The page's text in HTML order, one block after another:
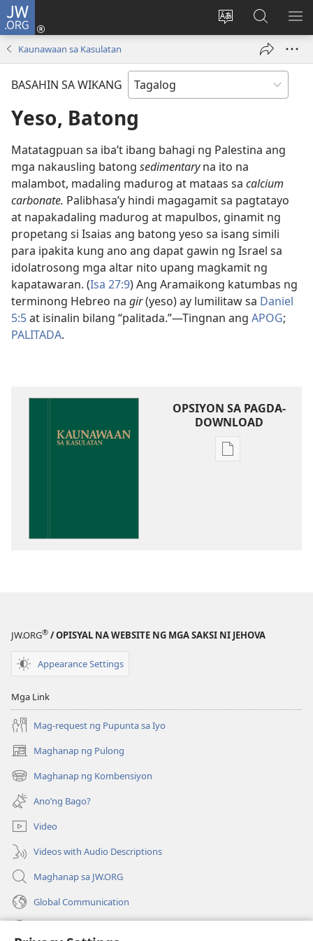
JW.ORG
Baguhin
ng
Mag-
log
bubukas
sa
JW.ORG
Kaunawaan sa Kasulatan
BASAHIN SA WIKANG
Yeso, Batong
Matatagpuan sa iba’t ibang bahagi ng Palestina ang
mga nakausling batong sedimentaryna ito na
malambot, madaling madurog at mataas sa calcium
carbonate. Palibhasa’y hindi magagamit sa pagtatayo
at napakadaling madurog at mapulbos, ginamit ng
propetang si Isaias ang batong yeso sa isang simili
para ipakita kung ano ang dapat gawin ng Israel sa
idolatrosong mga altar nito upang magkamit ng
kapatawaran. (Isa 27:9) Ang Aramaikong katumbas ng
terminong Hebreo na gir(yeso) ay lumilitaw sa Daniel
5:5at isinalin bilang “palitada.”​—Tingnan ang APOG;
PALITADA.
OPSIYON SA PAGDA-
DOWNLOAD
Opsiyon
JW.ORG® / OPISYAL NA WEBSITE NG MGA SAKSI NI JEHOVA
Appearance Settings
Mga Link
Mag-request ng Pupunta sa Iyo
Maghanap ng Pulong
(may
bubukas
na
bagong
window)
Maghanap ng Kombensiyon
(may
bubukas
na
bagong
window)
Ano’ng Bago?
Video
Videos with Audio Descriptions
Maghanap sa JW.ORG
Global Communication